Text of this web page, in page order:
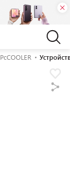
PcCOOLER